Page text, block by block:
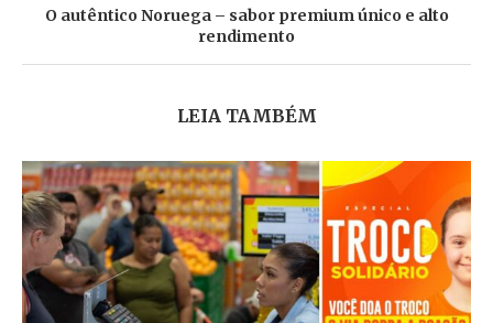
O autêntico Noruega – sabor premium único e alto
rendimento
LEIA TAMBÉM